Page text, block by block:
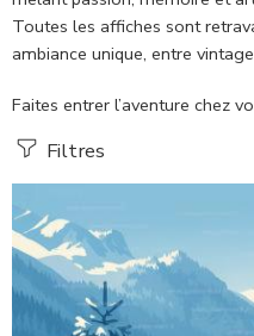
Toutes les affiches sont
ambiance unique, entre
Faites entrer l’aventure chez
Filtres